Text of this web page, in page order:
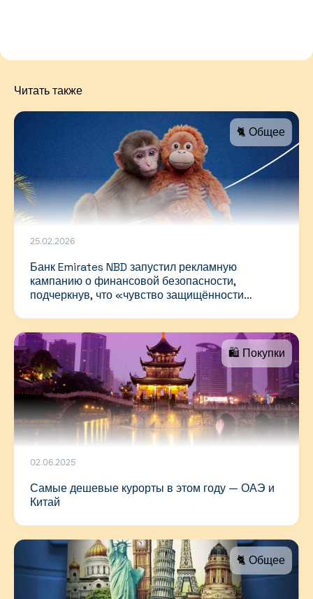
Читать также
🐈 Общее
25.02.2026
Банк Emirates NBD запустил рекламную
кампанию о финансовой безопасности,
подчеркнув, что «чувство защищённости
🛍 Покупки
02.06.2025
Самые дешевые курорты в этом году — ОАЭ и
Китай
🐈 Общее